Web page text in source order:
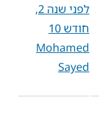
לפני שנה 2,
חודש 10
Mohamed
Sayed